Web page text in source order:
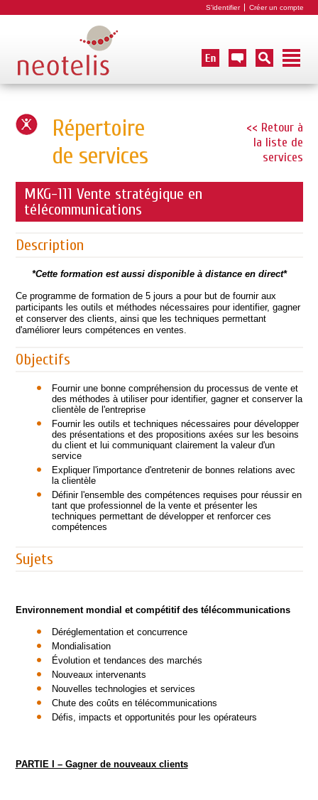
S'identifier Créer un compte
<< Retour à
la liste de
services
Répertoire
de services
MKG-111 Vente stratégique en
télécommunications
Description
*Cette formation est aussi disponible à distance en direct*
Ce programme de formation de 5 jours a pour but de fournir aux
participants les outils et méthodes nécessaires pour identifier, gagner
et conserver des clients, ainsi que les techniques permettant
d'améliorer leurs compétences en ventes.
Objectifs
Fournir une bonne compréhension du processus de vente et
des méthodes à utiliser pour identifier, gagner et conserver la
clientèle de l'entreprise
Fournir les outils et techniques nécessaires pour développer
des présentations et des propositions axées sur les besoins
du client et lui communiquant clairement la valeur d'un
service
Expliquer l'importance d'entretenir de bonnes relations avec
la clientèle
Définir l'ensemble des compétences requises pour réussir en
tant que professionnel de la vente et présenter les
techniques permettant de développer et renforcer ces
compétences
Sujets
Environnement mondial et compétitif des télécommunications
Déréglementation et concurrence
Mondialisation
Évolution et tendances des marchés
Nouveaux intervenants
Nouvelles technologies et services
Chute des coûts en télécommunications
Défis, impacts et opportunités pour les opérateurs
PARTIE I – Gagner de nouveaux clients